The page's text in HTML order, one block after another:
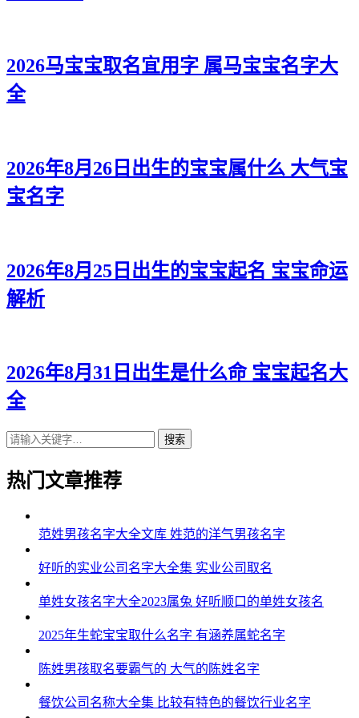
2026马宝宝取名宜用字 属马宝宝名字大
全
2026年8月26日出生的宝宝属什么 大气宝
宝名字
2026年8月25日出生的宝宝起名 宝宝命运
解析
2026年8月31日出生是什么命 宝宝起名大
全
搜索
热门文章推荐
范姓男孩名字大全文库 姓范的洋气男孩名字
好听的实业公司名字大全集 实业公司取名
单姓女孩名字大全2023属兔 好听顺口的单姓女孩名
2025年生蛇宝宝取什么名字 有涵养属蛇名字
陈姓男孩取名要霸气的 大气的陈姓名字
餐饮公司名称大全集 比较有特色的餐饮行业名字